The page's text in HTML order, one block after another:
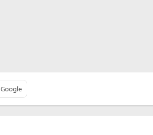
Google